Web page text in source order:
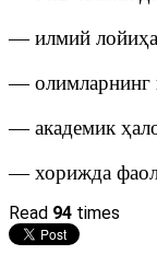
— илмий
— олимларнинг
— академик
— хорижда
Read 94 times